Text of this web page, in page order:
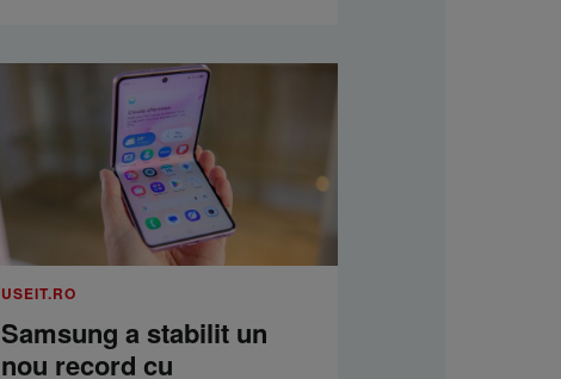
USEIT.RO
Samsung a stabilit un
nou record cu